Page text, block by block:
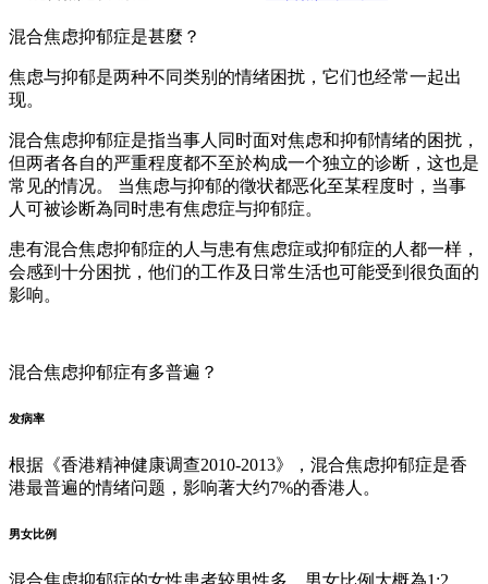
混合焦虑抑郁症是甚麼？
焦虑与抑郁是两种不同类别的情绪困扰，它们也经常一起出
现。
混合焦虑抑郁症是指当事人同时面对焦虑和抑郁情绪的困扰，
但两者各自的严重程度都不至於构成一个独立的诊断，这也是
常见的情况。 当焦虑与抑郁的徵状都恶化至某程度时，当事
人可被诊断為同时患有焦虑症与抑郁症。
患有混合焦虑抑郁症的人与患有焦虑症或抑郁症的人都一样，
会感到十分困扰，他们的工作及日常生活也可能受到很负面的
影响。
混合焦虑抑郁症有多普遍？
发病率
根据《香港精神健康调查2010-2013》，混合焦虑抑郁症是香
港最普遍的情绪问题，影响著大约7%的香港人。
男女比例
混合焦虑抑郁症的女性患者较男性多，男女比例大概為1:2。